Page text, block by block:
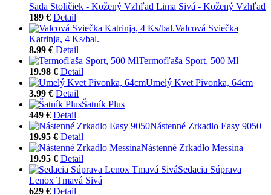
Sada Stoličiek - Kožený Vzhľad Lima Sivá - Kožený Vzhľad
189 € Detail
Valcová Sviečka
Katrinja, 4 Ks/bal.
8.99 € Detail
Termofľaša Sport, 500 Ml
19.98 € Detail
Umelý Kvet Pivonka, 64cm
3.99 € Detail
Šatník Plus
449 € Detail
Nástenné Zrkadlo Easy 9050
19.95 € Detail
Nástenné Zrkadlo Messina
19.95 € Detail
Sedacia Súprava
Lenox Tmavá Sivá
629 € Detail